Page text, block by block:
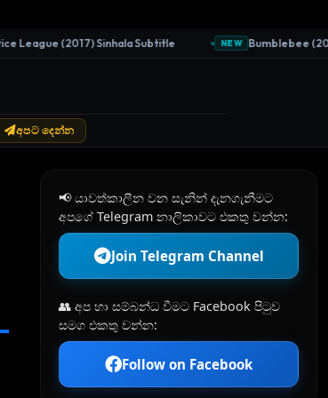
(2017) Sinhala Subtitle NEW Bumblebee (2018)
අපට දෙන්න
📢 යාවත්කාලීන වන සැනින් දැනගැනීමට
අපගේ Telegram නාලිකාවට එකතු වන්න:
Join Telegram Channel
👥 අප හා සම්බන්ධ වීමට Facebook පිටුව
සමග එකතු වන්න:
Follow on Facebook